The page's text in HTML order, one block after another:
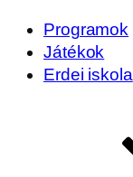
Programok
Játékok
Erdei iskola